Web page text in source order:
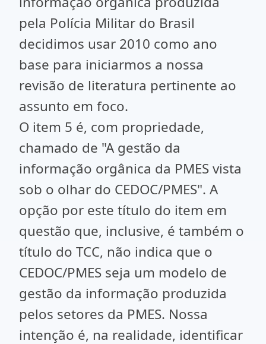
pela Polícia Militar do Brasil
decidimos usar 2010 como ano
base para iniciarmos a nossa
revisão de literatura pertinente ao
assunto em foco.
O item 5 é, com propriedade,
chamado de "A gestão da
informação orgânica da PMES vista
sob o olhar do CEDOC/PMES". A
opção por este título do item em
questão que, inclusive, é também o
título do TCC, não indica que o
CEDOC/PMES seja um modelo de
gestão da informação produzida
pelos setores da PMES. Nossa
intenção é, na realidade, identificar